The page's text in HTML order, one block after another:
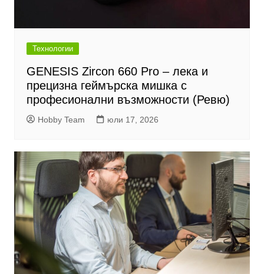
Технологии
GENESIS Zircon 660 Pro – лека и
прецизна геймърска мишка с
професионални възможности (Ревю)
Hobby Team юли 17, 2026